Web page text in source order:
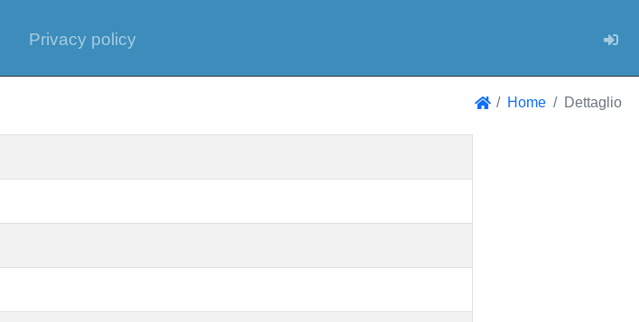
Privacy policy
Home Dettaglio